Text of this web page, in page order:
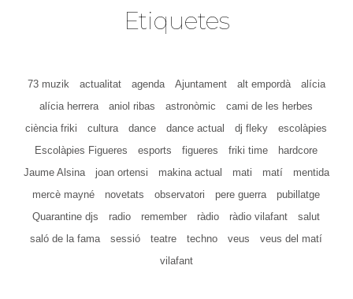
Etiquetes
73 muzik actualitat agenda Ajuntament alt empordà
alícia
alícia herrera
aniol ribas astronòmic
cami de les herbes
ciència friki
cultura dance dance actual dj fleky
escolàpies
Escolàpies Figueres
esports figueres friki time
hardcore
Jaume Alsina
joan ortensi makina actual mati matí
mentida
mercè mayné
novetats observatori pere guerra
pubillatge
Quarantine djs
radio remember ràdio ràdio vilafant
salut
saló de la fama
sessió teatre techno veus
veus del matí
vilafant